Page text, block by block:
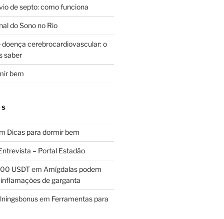
de septo: como funciona
do Sono no Rio
doença cerebrocardiovascular: o
saber
bem
Dicas para dormir bem
– Portal Estadão
USDTem Amígdalas podem
de garganta
em Ferramentas para